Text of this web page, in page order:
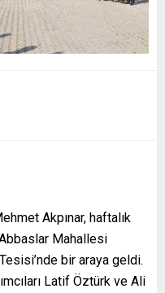
Akpınar, haftalık
Mahallesi
bir araya geldi.
Latif Öztürk ve Ali